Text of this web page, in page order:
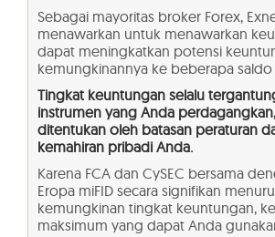
Sebagai mayoritas broker Forex,
menawarkan untuk menawarkan
dapat meningkatkan potensi
kemungkinannya ke beberapa saldo
Tingkat keuntungan selalu
instrumen yang Anda
ditentukan oleh batasan peraturan
kemahiran pribadi Anda.
Karena FCA dan CySEC bersama
Eropa miFID secara signifikan
kemungkinan tingkat keuntungan,
maksimum yang dapat Anda